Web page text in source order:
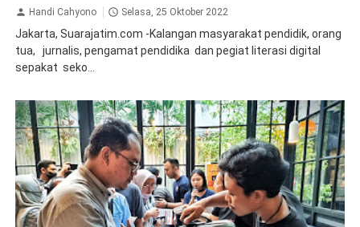
Handi Cahyono Selasa, 25 Oktober 2022
Jakarta, Suarajatim.com -Kalangan masyarakat pendidik, orang
tua, jurnalis, pengamat pendidika dan pegiat literasi digital
sepakat seko...